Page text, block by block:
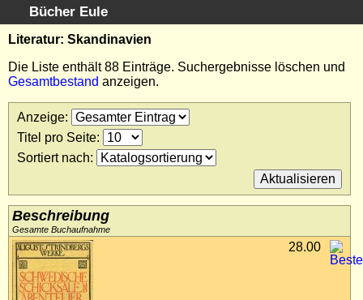
Bücher Eule
Schnellsuche
Startseite
Erweiterte Suche
Kundenservice
Kontakt
Kategorien
Kataloge
Warenkorb
Allgemeine Geschäftsbedingungen
Widerruf
Wir über uns
Literatur: Skandinavien
Die Liste enthält 88 Einträge. Suchergebnisse löschen und
Gesamtbestand anzeigen.
Anzeige:
Titel pro Seite:
Sortiert nach:
Beschreibung
Gesamte Buchaufnahme
28.00